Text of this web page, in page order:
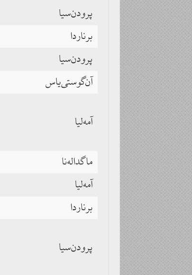
پرودن‌سیا
برناردا
پرودن‌سیا
آن‌گوستی‌یاس
آمه‌لیا
ماگداله‌نا
آمه‌لیا
برناردا
پرودن‌سیا